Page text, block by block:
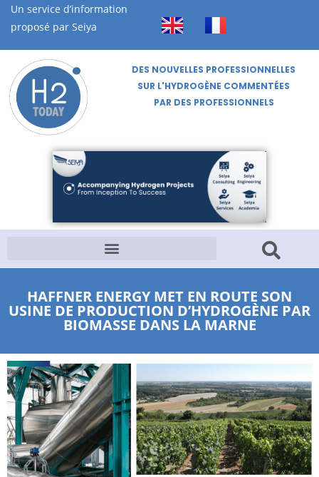
Un service d’information
proposé par Seiya
DES NOUVELLES PROFESSIONNELLES
SUR L'HYDROGÈNE COMMENTÉES
PAR DES PROFESSIONNELS
HAFFNER ENERGY MET EN ROUTE SON
USINE DE PRODUCTION D’HYDROGÈNE PAR
BIOMASSE DANS LA MARNE